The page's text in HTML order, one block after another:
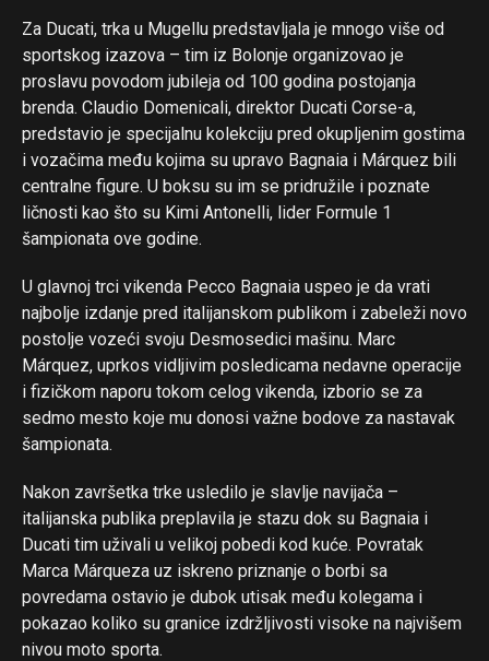
Za Ducati, trka u Mugellu predstavljala je mnogo više od
sportskog izazova – tim iz Bolonje organizovao je
proslavu povodom jubileja od 100 godina postojanja
brenda. Claudio Domenicali, direktor Ducati Corse-a,
predstavio je specijalnu kolekciju pred okupljenim gostima
i vozačima među kojima su upravo Bagnaia i Márquez bili
centralne figure. U boksu su im se pridružile i poznate
ličnosti kao što su Kimi Antonelli, lider Formule 1
šampionata ove godine.
U glavnoj trci vikenda Pecco Bagnaia uspeo je da vrati
najbolje izdanje pred italijanskom publikom i zabeleži novo
postolje vozeći svoju Desmosedici mašinu. Marc
Márquez, uprkos vidljivim posledicama nedavne operacije
i fizičkom naporu tokom celog vikenda, izborio se za
sedmo mesto koje mu donosi važne bodove za nastavak
šampionata.
Nakon završetka trke usledilo je slavlje navijača –
italijanska publika preplavila je stazu dok su Bagnaia i
Ducati tim uživali u velikoj pobedi kod kuće. Povratak
Marca Márqueza uz iskreno priznanje o borbi sa
povredama ostavio je dubok utisak među kolegama i
pokazao koliko su granice izdržljivosti visoke na najvišem
nivou moto sporta.